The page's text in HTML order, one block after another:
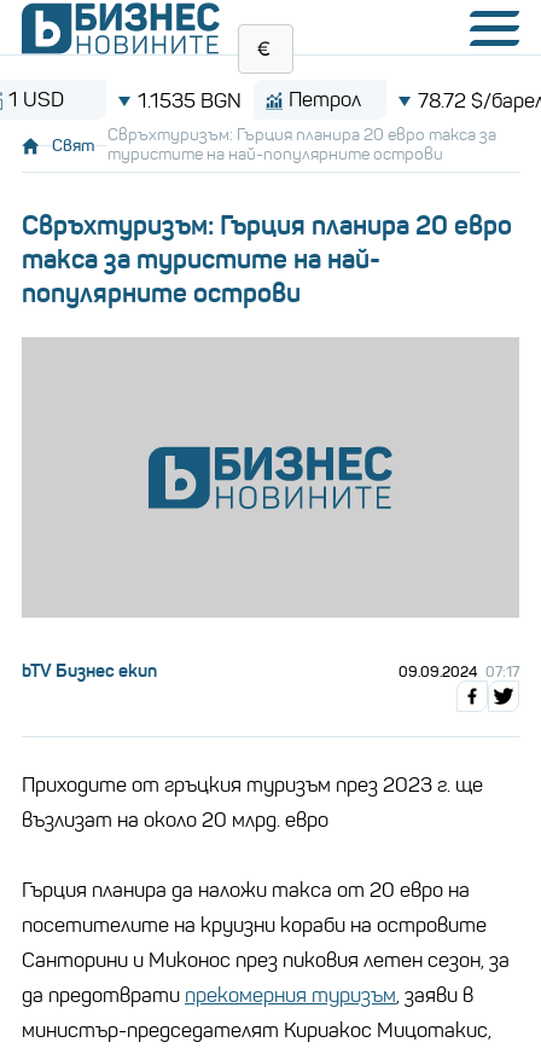
1.1535 BGN Петрол 78.72 $/барел
Свят
Свръхтуризъм: Гърция планира 20 евро такса за
туристите на най-популярните острови
Свръхтуризъм: Гърция планира 20 евро
такса за туристите на най-
популярните острови
bTV Бизнес екип 09.09.2024 07:17
Приходите от гръцкия туризъм през 2023 г. ще
възлизат на около 20 млрд. евро
Гърция планира да наложи такса от 20 евро на
посетителите на круизни кораби на островите
Санторини и Миконос през пиковия летен сезон, за
да предотврати прекомерния туризъм, заяви в
министър-председателят Кириакос Мицотакис,